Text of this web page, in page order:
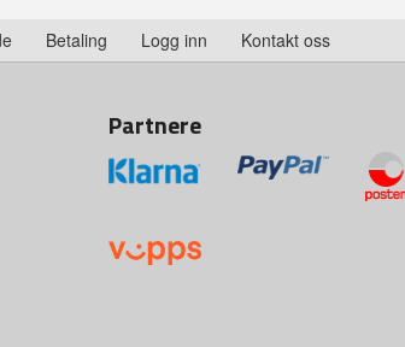
Betaling Logg inn Kontakt oss
Partnere